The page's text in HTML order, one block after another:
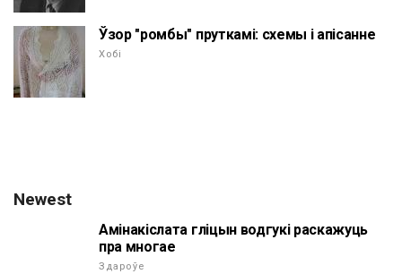
Ўзор "ромбы" пруткамі: схемы і апісанне
Хобі
Newest
Амінакіслата гліцын водгукі раскажуць
пра многае
Здароўе